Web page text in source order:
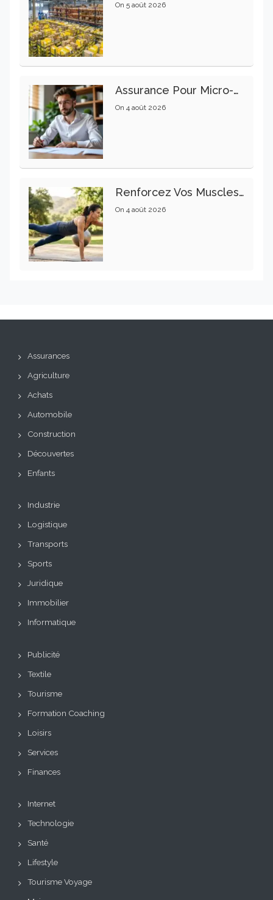
On 5 août 2026
Assurance Pour Micro-Entrepreneur : Les Garanties Essentielles À Connaître
On 4 août 2026
Renforcez Vos Muscles Profonds Pour Apaiser Votre Mal De Dos
On 4 août 2026
Assurances
Agriculture
Achats
Automobile
Construction
Découvertes
Enfants
Industrie
Logistique
Transports
Sports
Juridique
Immobilier
Informatique
Publicité
Textile
Tourisme
Formation Coaching
Loisirs
Services
Finances
Internet
Technologie
Santé
Lifestyle
Tourisme Voyage